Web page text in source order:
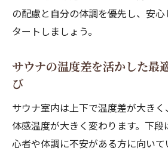
の配慮と自分の体調を優先し、安
タートしましょう。
サウナの温度差を活かした最
び
サウナ室内は上下で温度差が大き
体感温度が大きく変わります。下
心者や体調に不安がある方に向い